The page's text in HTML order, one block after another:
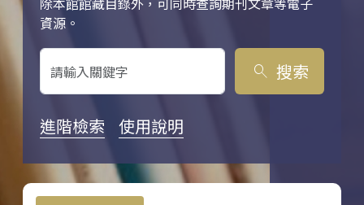
資源。
search 搜索
進階檢索 使用說明